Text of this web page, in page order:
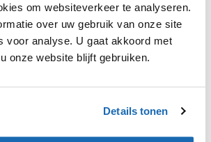
om websiteverkeer te analyseren.
over uw gebruik van onze site
voor analyse. U gaat akkoord met
onze website blijft gebruiken.
Details tonen
1